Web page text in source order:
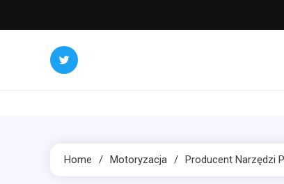
to
Home Motoryzacja Producent Narzędzi